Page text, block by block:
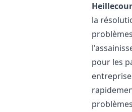
la
pour les